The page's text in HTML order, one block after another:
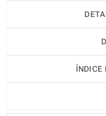
ÍNDICE